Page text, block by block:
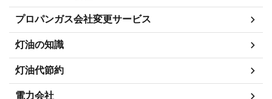
プロパンガス会社変更サービス
灯油の知識
灯油代節約
電力会社